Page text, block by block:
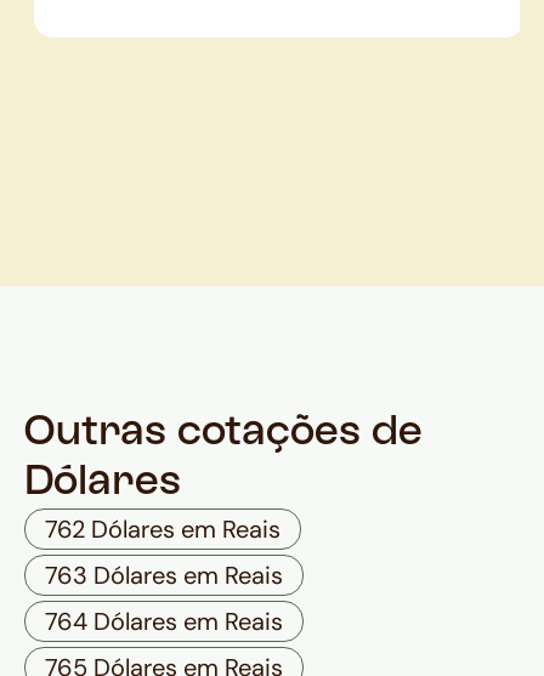
Outras cotações de
Dólares
762 Dólares em Reais
763 Dólares em Reais
764 Dólares em Reais
765 Dólares em Reais